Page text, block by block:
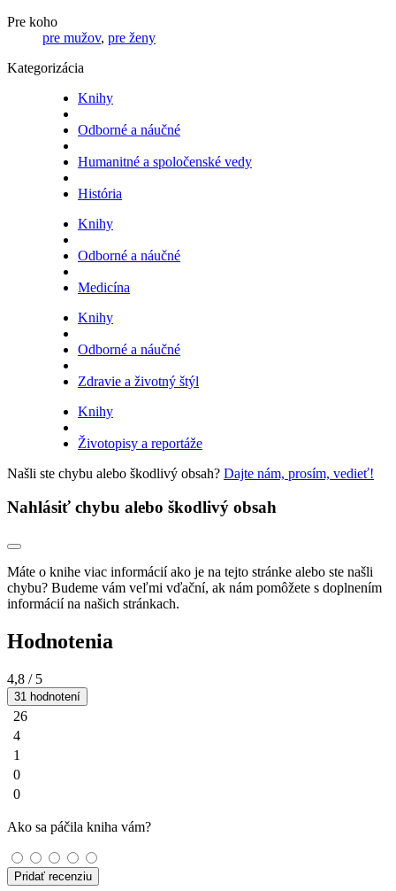
Pre koho
pre mužov, pre ženy
Kategorizácia
Knihy
Odborné a náučné
Humanitné a spoločenské vedy
História
Knihy
Odborné a náučné
Medicína
Knihy
Odborné a náučné
Zdravie a životný štýl
Knihy
Životopisy a reportáže
Našli ste chybu alebo škodlivý obsah? Dajte nám, prosím, vedieť!
Nahlásiť chybu alebo škodlivý obsah
Máte o knihe viac informácií ako je na tejto stránke alebo ste našli
chybu? Budeme vám veľmi vďační, ak nám pomôžete s doplnením
informácií na našich stránkach.
Hodnotenia
4,8 / 5
31 hodnotení
26
4
1
0
0
Ako sa páčila kniha vám?
Pridať recenziu